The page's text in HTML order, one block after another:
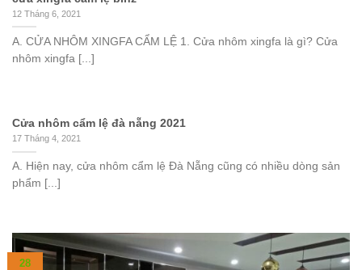
12 Tháng 6, 2021
A. CỬA NHÔM XINGFA CẨM LỆ 1. Cửa nhôm xingfa là gì? Cửa
nhôm xingfa [...]
Cửa nhôm cẩm lệ đà nẵng 2021
17 Tháng 4, 2021
A. Hiện nay, cửa nhôm cẩm lệ Đà Nẵng cũng có nhiều dòng sản
phẩm [...]
28